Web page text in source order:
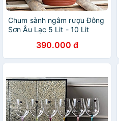
Chum sành ngâm rượu Đông
Sơn Âu Lạc 5 Lit - 10 Lit
390.000 đ